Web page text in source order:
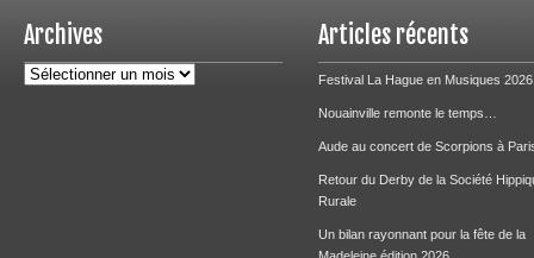
Archives
Archives
Articles récents
Festival La Hague en Musiques 2026
Nouainville remonte le temps…
Aude au concert de Scorpions à
Retour du Derby de la Société
Rurale
Un bilan rayonnant pour la fête de la